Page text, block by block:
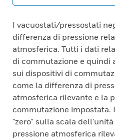
I vacuostati/pressostati
differenza di pressione
atmosferica. Tutti i dati
di commutazione e quindi
sui dispositivi di
come la differenza di
atmosferica rilevante e la
commutazione
"zero" sulla scala
pressione atmosferica